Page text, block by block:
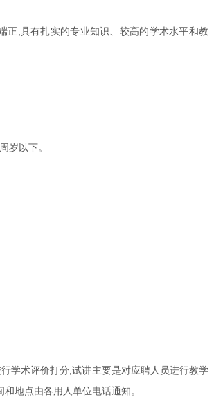
正,具有扎实的专业知识、较高的学术水平和教
岁以下。
学术评价打分;试讲主要是对应聘人员进行教学
地点由各用人单位电话通知。